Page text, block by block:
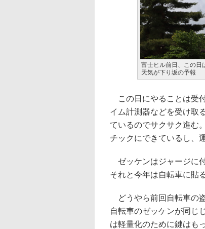
富士ヒル前日、この日
天気が下り坂の予報
この日にやることは受
イム計測器などを受け取
ているのでサクサク進む
チックにできているし、
ゼッケンはジャージに
それと今年は自転車に貼
どうやら前回自転車の
自転車のゼッケンが同じ
は軽量化のために鍵はも